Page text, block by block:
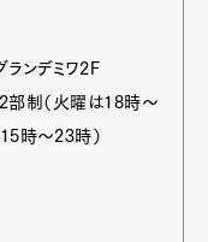
ンデミワ2F
部制（火曜は18時〜
時〜23時）